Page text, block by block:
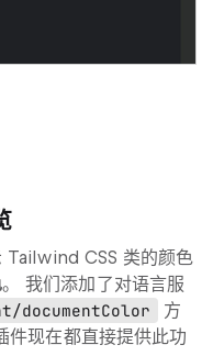
Tailwind CSS 类的颜色
。 我们添加了对语言服
documentColor
方
件现在都直接提供此功